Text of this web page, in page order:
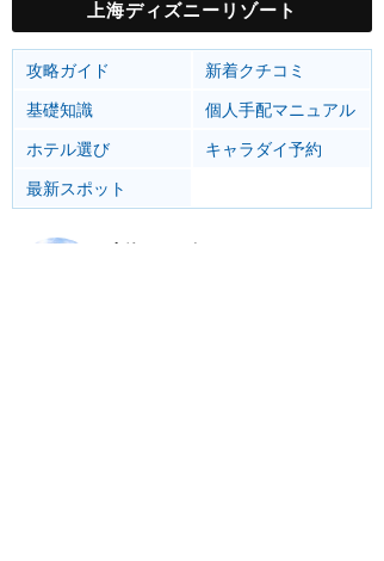
上海ディズニーリゾート
攻略ガイド
新着クチコミ
基礎知識
個人手配マニュアル
ホテル選び
キャラダイ予約
最新スポット
上海ディズニーランド